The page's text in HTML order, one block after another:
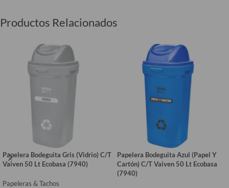
Productos Relacionados
Papelera Bodeguita Gris (Vidrio) C/T
Vaiven 50 Lt Ecobasa (7940)
Papeleras & Tachos
Papelera Bodeguita Azul (Papel Y
Cartón) C/T Vaiven 50 Lt Ecobasa
(7940)